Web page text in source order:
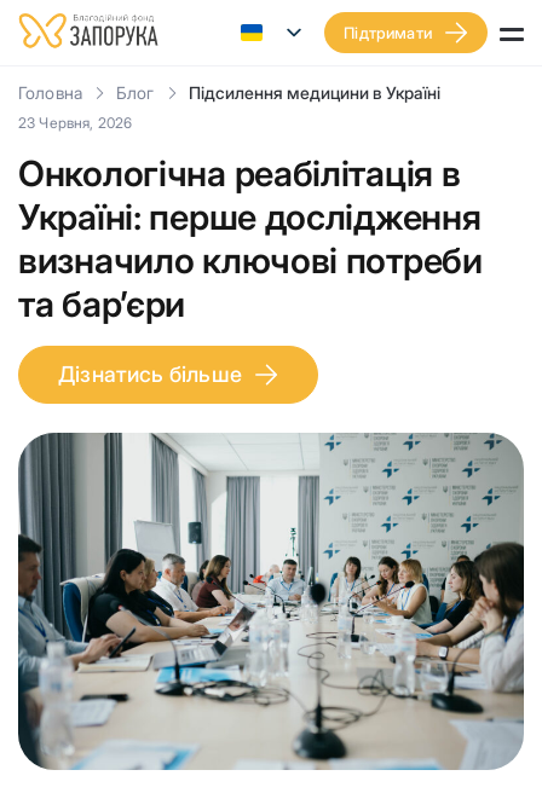
Підтримати
Головна Блог Підсилення медицини в Україні
Онкологічна реабілітація в
Україні: перше дослідження
визначило ключові потреби
та бар’єри
23 Червня, 2026
Дізнатись більше